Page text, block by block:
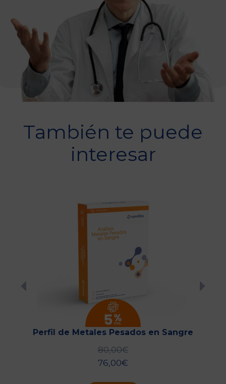
También te puede
interesar
Perfil de Metales Pesados en Sangre
80,00€
76,00€